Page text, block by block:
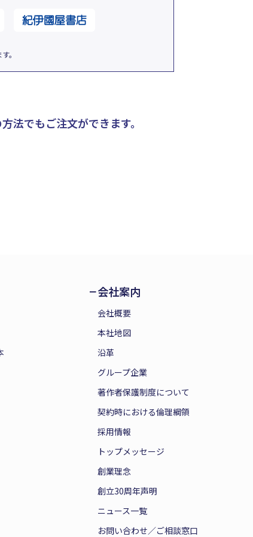
。
法でもご注文ができます。
会社案内
会社概要
本社地図
沿革
グループ企業
著作者保護制度について
契約時における倫理綱領
採用情報
トップメッセージ
創業理念
創立30周年声明
ニュース一覧
お問い合わせ／ご相談窓口